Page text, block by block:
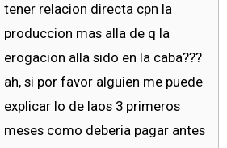
tener relacion directa cpn la
produccion mas alla de q la
erogacion alla sido en la caba???
ah, si por favor alguien me puede
explicar lo de laos 3 primeros
meses como deberia pagar antes